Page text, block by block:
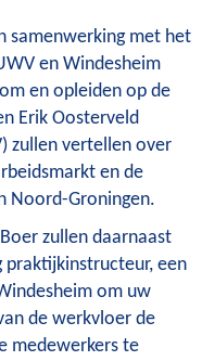
samenwerking met het
en Windesheim
en opleiden op de
Erik Oosterveld
zullen vertellen over
en de
Noord-Groningen.
zullen daarnaast
praktijkinstructeur, een
om uw
de werkvloer de
medewerkers te